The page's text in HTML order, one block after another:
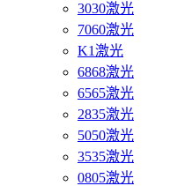
3030激光
7060激光
K1激光
6868激光
6565激光
2835激光
5050激光
3535激光
0805激光